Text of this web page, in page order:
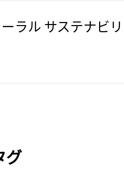
ラル サステナビ
グ